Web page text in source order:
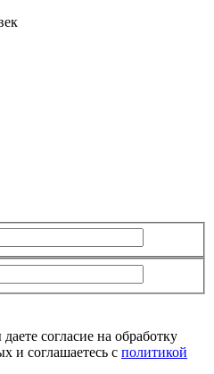
согласие на обработку
и соглашаетесь с политикой